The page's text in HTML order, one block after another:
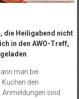
die Heiligabend nicht
in den AWO-Treff,
.
man bei
den
Anmeldungen sind